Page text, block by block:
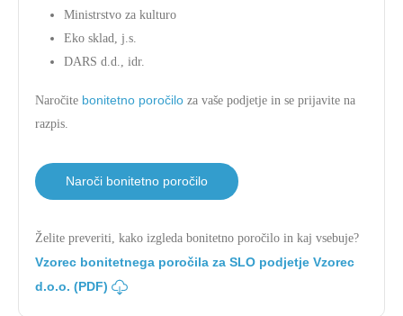
Ministrstvo za kulturo
Eko sklad, j.s.
DARS d.d., idr.
Naročite bonitetno poročilo za vaše podjetje in se prijavite na
razpis.
Naroči bonitetno poročilo
Želite preveriti, kako izgleda bonitetno poročilo in kaj vsebuje?
Vzorec bonitetnega poročila za SLO podjetje Vzorec
d.o.o. (PDF)